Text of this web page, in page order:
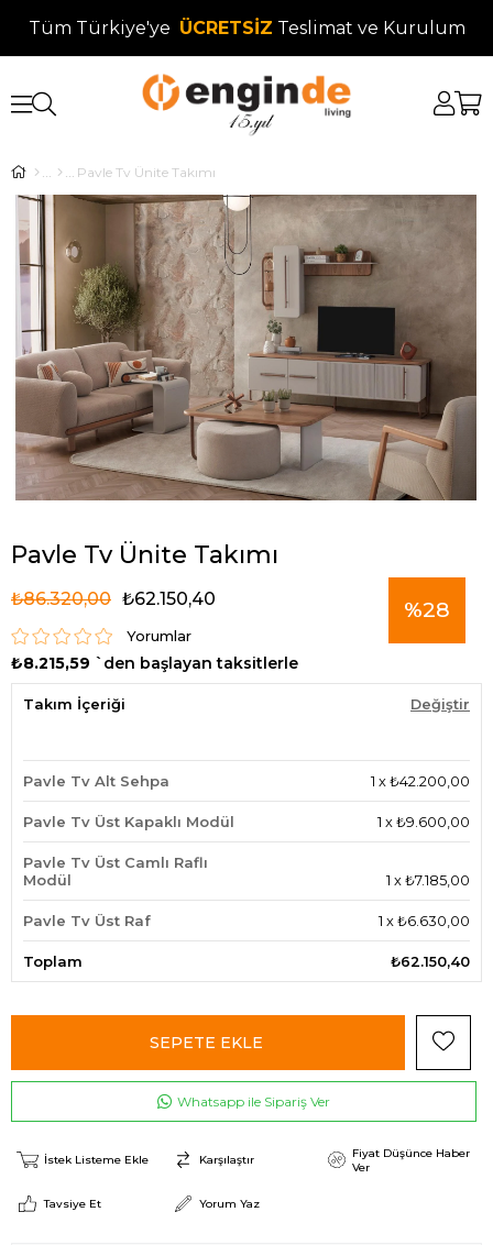
Tüm Türkiye'ye ÜCRETSİZ Teslimat ve Kurulum
Pavle Tv Ünite Takımı
Pavle Tv Ünite Takımı
%28
₺86.320,00 ₺62.150,40
Yorumlar
₺8.215,59 `den başlayan taksitlerle
Takım İçeriği Değiştir
Pavle Tv Alt Sehpa 1 x ₺42.200,00
Pavle Tv Üst Kapaklı Modül 1 x ₺9.600,00
Pavle Tv Üst Camlı Raflı
Modül
1 x ₺7.185,00
Pavle Tv Üst Raf 1 x ₺6.630,00
Toplam ₺62.150,40
Whatsapp ile Sipariş Ver
İstek Listeme Ekle Karşılaştır
Fiyat Düşünce Haber
Ver
Tavsiye Et Yorum Yaz